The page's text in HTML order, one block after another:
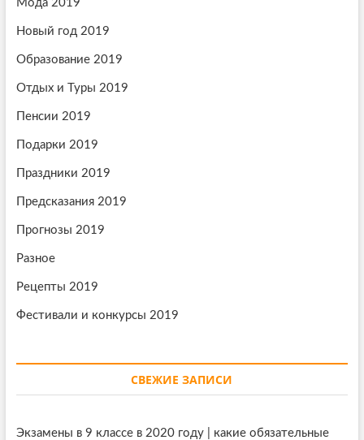
с
я
м
Мода 2019
Новый год 2019
Образование 2019
Отдых и Туры 2019
Пенсии 2019
Подарки 2019
Праздники 2019
Предсказания 2019
Прогнозы 2019
Разное
Рецепты 2019
Фестивали и конкурсы 2019
СВЕЖИЕ ЗАПИСИ
Экзамены в 9 классе в 2020 году | какие обязательные